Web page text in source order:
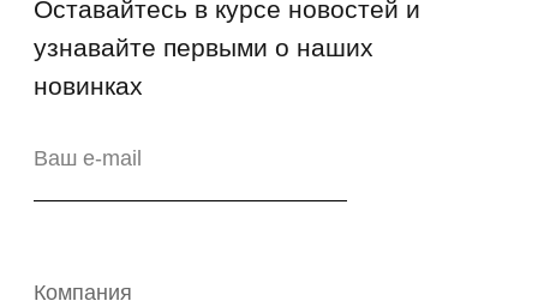
Copyright © 2026 - TOTS Distribution Group
№83312 от 19.01.2018 года